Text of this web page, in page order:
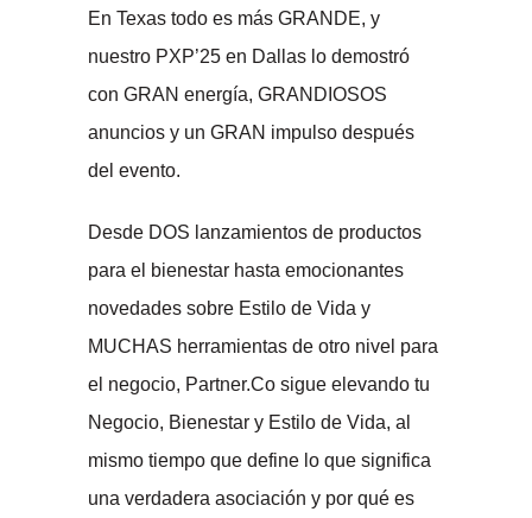
En Texas todo es más GRANDE, y
nuestro PXP’25 en Dallas lo demostró
con GRAN energía, GRANDIOSOS
anuncios y un GRAN impulso después
del evento.
Desde DOS lanzamientos de productos
para el bienestar hasta emocionantes
novedades sobre Estilo de Vida y
MUCHAS herramientas de otro nivel para
el negocio, Partner.Co sigue elevando tu
Negocio, Bienestar y Estilo de Vida, al
mismo tiempo que define lo que significa
una verdadera asociación y por qué es